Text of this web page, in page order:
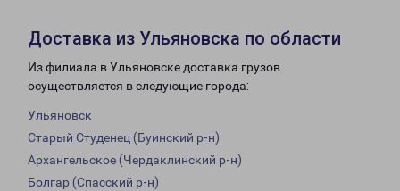
Доставка из Ульяновска по области
Из филиала в Ульяновске доставка грузов
осуществляется в следующие города:
Ульяновск
Старый Студенец (Буинский р-н)
Архангельское (Чердаклинский р-н)
Болгар (Спасский р-н)